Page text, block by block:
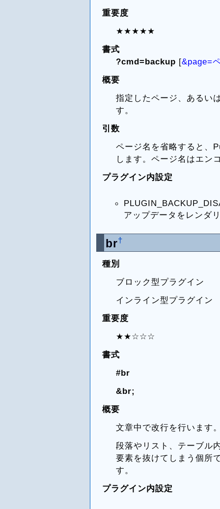
重要度
★★★★★
書式
?cmd=backup [&page=
概要
指定したページ、あるい
す。
引数
ページ名を省略すると、
します。ページ名はエン
プラグイン内設定
アップデータをレンダ
br†
種別
ブロック型プラグイン
インライン型プラグイン
重要度
★★☆☆☆
書式
#br
&br;
概要
文章中で改行を行います
段落やリスト、テーブル
要素を抜けてしまう個所
す。
プラグイン内設定